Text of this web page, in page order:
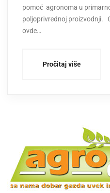
pomoć agronoma u
poljoprivrednoj proizvodnji.
ovde…
Pročitaj više